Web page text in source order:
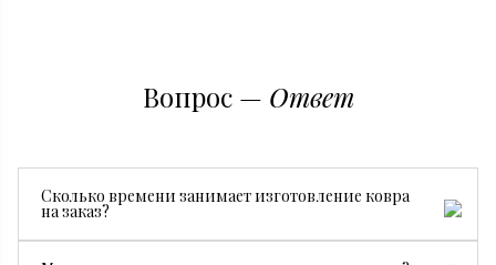
Вопрос — Ответ
Сколько времени занимает изготовление ковра
на заказ?